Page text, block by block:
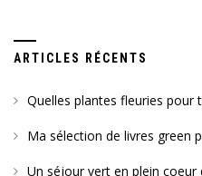
ARTICLES RÉCENTS
Quelles plantes fleuries pour
Ma sélection de livres green
Un séjour vert en plein coeur